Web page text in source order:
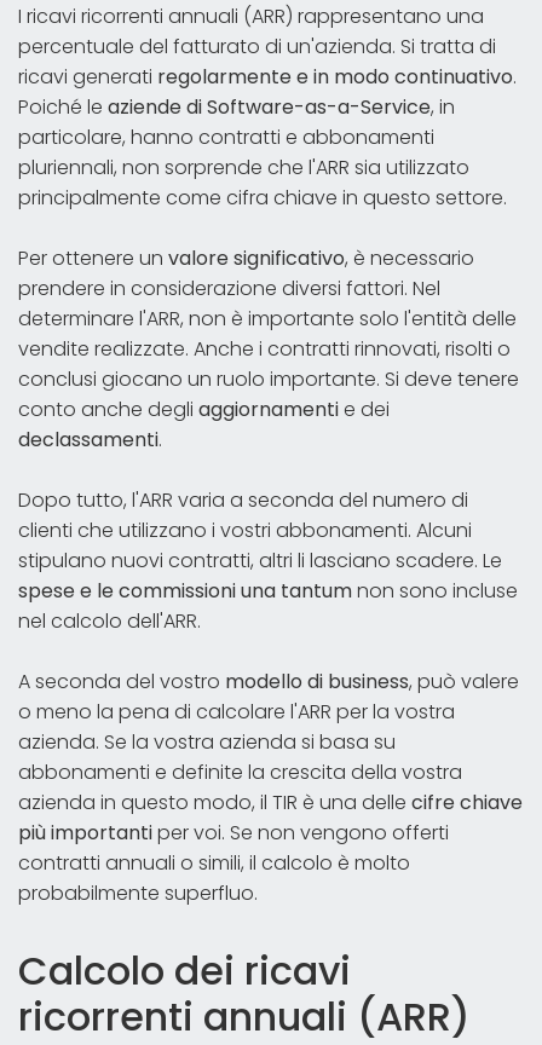
I ricavi ricorrenti annuali (ARR) rappresentano una
percentuale del fatturato di un'azienda. Si tratta di
ricavi generati regolarmente e in modo continuativo.
Poiché le aziende di Software-as-a-Service, in
particolare, hanno contratti e abbonamenti
pluriennali, non sorprende che l'ARR sia utilizzato
principalmente come cifra chiave in questo settore.
Per ottenere un valore significativo, è necessario
prendere in considerazione diversi fattori. Nel
determinare l'ARR, non è importante solo l'entità delle
vendite realizzate. Anche i contratti rinnovati, risolti o
conclusi giocano un ruolo importante. Si deve tenere
conto anche degli aggiornamentie dei
declassamenti.
Dopo tutto, l'ARR varia a seconda del numero di
clienti che utilizzano i vostri abbonamenti. Alcuni
stipulano nuovi contratti, altri li lasciano scadere. Le
spese e le commissioni una tantumnon sono incluse
nel calcolo dell'ARR.
A seconda del vostro modello di business, può valere
o meno la pena di calcolare l'ARR per la vostra
azienda. Se la vostra azienda si basa su
abbonamenti e definite la crescita della vostra
azienda in questo modo, il TIR è una delle cifre chiave
più importantiper voi. Se non vengono offerti
contratti annuali o simili, il calcolo è molto
probabilmente superfluo.
Calcolo dei ricavi
ricorrenti annuali (ARR)